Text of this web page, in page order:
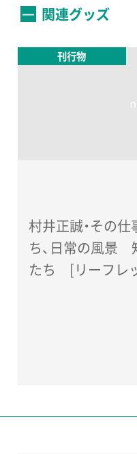
関連グッズ
刊行物
村井正誠・その仕事展 色
ち、日常の風景
たち [リーフレ